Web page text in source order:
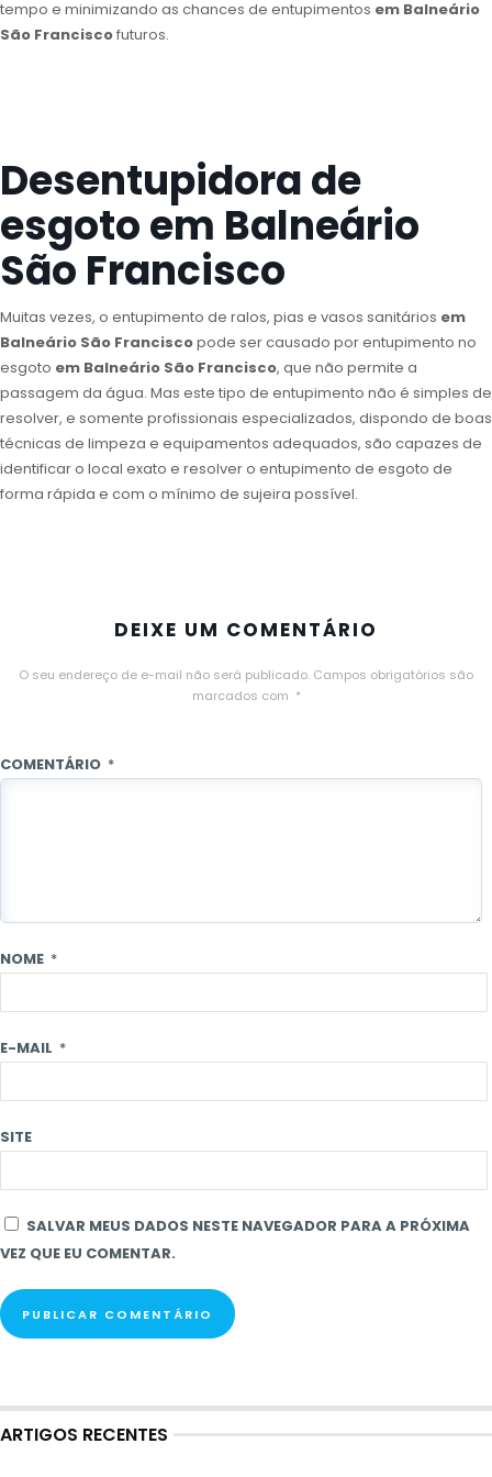
tempo e minimizando as chances de entupimentos em Balneário
São Franciscofuturos.
Desentupidora de
esgoto em Balneário
São Francisco
Muitas vezes, o entupimento de ralos, pias e vasos sanitários em
Balneário São Franciscopode ser causado por entupimento no
esgoto em Balneário São Francisco, que não permite a
passagem da água. Mas este tipo de entupimento não é simples de
resolver, e somente profissionais especializados, dispondo de boas
técnicas de limpeza e equipamentos adequados, são capazes de
identificar o local exato e resolver o entupimento de esgoto de
forma rápida e com o mínimo de sujeira possível.
DEIXE UM COMENTÁRIO
O seu endereço de e-mail não será publicado. Campos obrigatórios são
marcados com *
COMENTÁRIO *
NOME *
E-MAIL *
SITE
SALVAR MEUS DADOS NESTE NAVEGADOR PARA A PRÓXIMA
VEZ QUE EU COMENTAR.
ARTIGOS RECENTES